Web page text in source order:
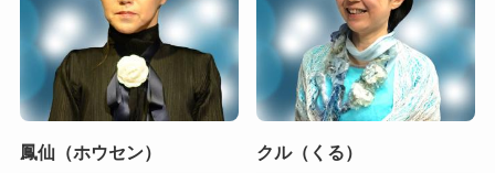
鳳仙（ホウセン） クル（くる）